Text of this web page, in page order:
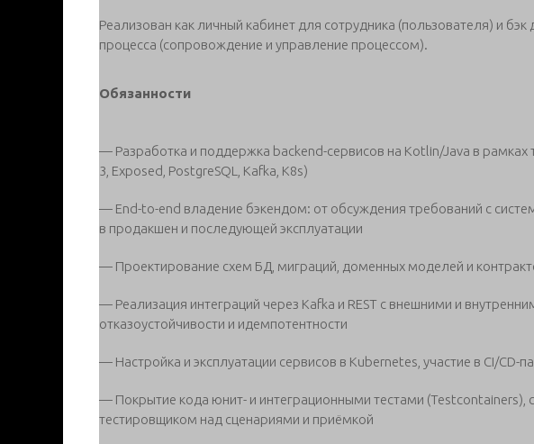
Реализован как личный кабинет для сотрудника (пользователя) и
процесса (сопровождение и управление процессом).
Обязанности
— Разработка и поддержка backend-сервисов на Kotlin/Java в рамках
3, Exposed, PostgreSQL, Kafka, K8s)
— End-to-end владение бэкендом: от обсуждения требований с
в продакшен и последующей эксплуатации
— Проектирование схем БД, миграций, доменных моделей и
— Реализация интеграций через Kafka и REST с внешними и
отказоустойчивости и идемпотентности
— Настройка и эксплуатации сервисов в Kubernetes, участие в CI/CD-
— Покрытие кода юнит- и интеграционными тестами (Testcontainers),
тестировщиком над сценариями и приёмкой